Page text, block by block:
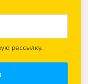
рассылку.